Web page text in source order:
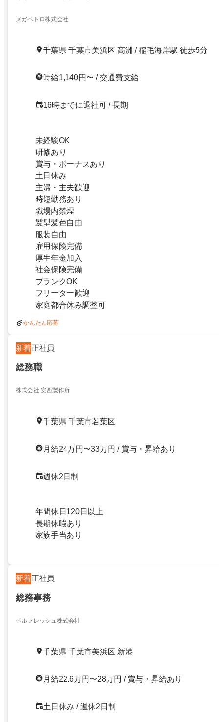
メガペトロ株式会社
千葉県 千葉市美浜区 高洲 / 稲毛海岸駅 徒歩5分
時給1,140円〜 / 交通費支給
16時までに退社可 / 長期
未経験OK
研修あり
賞与・ボーナスあり
土日休み
主婦・主夫歓迎
時短勤務あり
職場内禁煙
髪型髪色自由
服装自由
雇用保険完備
厚生年金加入
社会保険完備
ブランクOK
フリーター歓迎
家庭都合休み調整可
かんたん応募
新着正社員
総務職
株式会社 安西製作所
千葉県 千葉市若葉区
月給24万円〜33万円 / 賞与・昇給あり
週休2日制
年間休日120日以上
長期休暇あり
家族手当あり
新着正社員
総務事務
ベルフレッシュ株式会社
千葉県 千葉市美浜区 新港
月給22.6万円〜28万円 / 賞与・昇給あり
土日休み / 週休2日制